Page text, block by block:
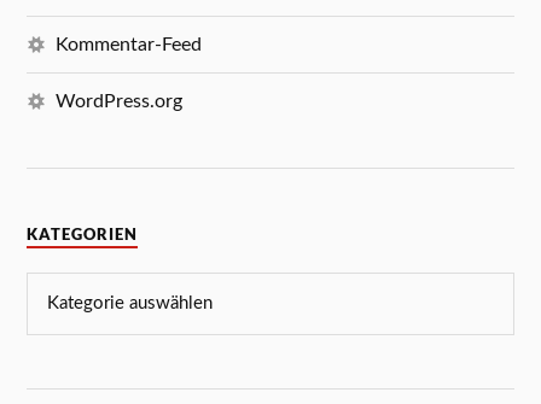
Kommentar-Feed
WordPress.org
KATEGORIEN